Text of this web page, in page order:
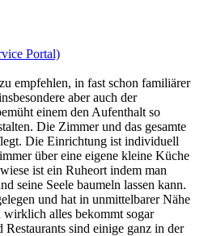
Portal)
empfehlen, in fast schon familiärer
aber auch der
einem den Aufenthalt so
Die Zimmer und das gesamte
Die Einrichtung ist individuell
über eine eigene kleine Küche
ist ein Ruheort indem man
seine Seele baumeln lassen kann.
und hat in unmittelbarer Nähe
wirklich alles bekommt sogar
Restaurants sind einige ganz in der